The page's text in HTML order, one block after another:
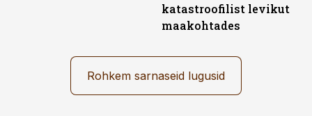
katastroofilist levikut
maakohtades
Rohkem sarnaseid lugusid